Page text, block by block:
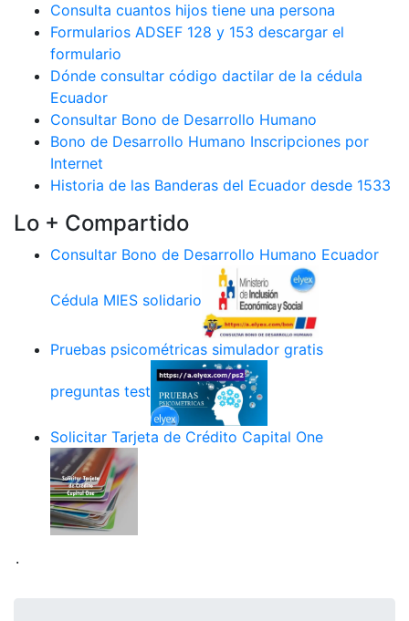
Consulta cuantos hijos tiene una persona
Formularios ADSEF 128 y 153 descargar el
formulario
Dónde consultar código dactilar de la cédula
Ecuador
Consultar Bono de Desarrollo Humano
Bono de Desarrollo Humano Inscripciones por
Internet
Historia de las Banderas del Ecuador desde 1533
Lo + Compartido
Consultar Bono de Desarrollo Humano Ecuador
Cédula MIES solidario
Pruebas psicométricas simulador gratis
preguntas test
Solicitar Tarjeta de Crédito Capital One
.